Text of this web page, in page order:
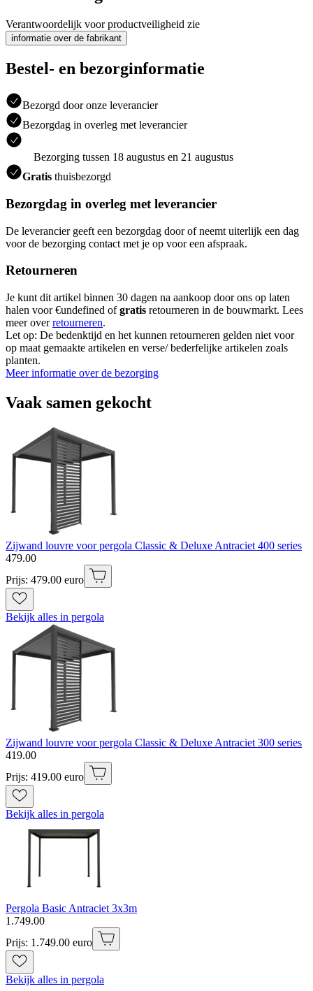
Verantwoordelijk voor productveiligheid zie
informatie over de fabrikant
Bestel- en bezorginformatie
Bezorgd door onze leverancier
Bezorgdag in overleg met leverancier
Bezorging tussen 18 augustus en 21 augustus
Gratis thuisbezorgd
Bezorgdag in overleg met leverancier
De leverancier geeft een bezorgdag door of neemt uiterlijk een dag
voor de bezorging contact met je op voor een afspraak.
Retourneren
Je kunt dit artikel binnen 30 dagen na aankoop door ons op laten
halen voor €undefined ofgratis retourneren in de bouwmarkt. Lees
meer overretourneren.
Let op: De bedenktijd en het kunnen retourneren gelden niet voor
op maat gemaakte artikelen en verse/ bederfelijke artikelen zoals
planten.
Meer informatie over de bezorging
Vaak samen gekocht
Zijwand louvre voor pergola Classic & Deluxe Antraciet 400 series
479.00
Prijs: 479.00 euro
Bekijk alles in pergola
Zijwand louvre voor pergola Classic & Deluxe Antraciet 300 series
419.00
Prijs: 419.00 euro
Bekijk alles in pergola
Pergola Basic Antraciet 3x3m
1 .749.00
Prijs: 1.749.00 euro
Bekijk alles in pergola